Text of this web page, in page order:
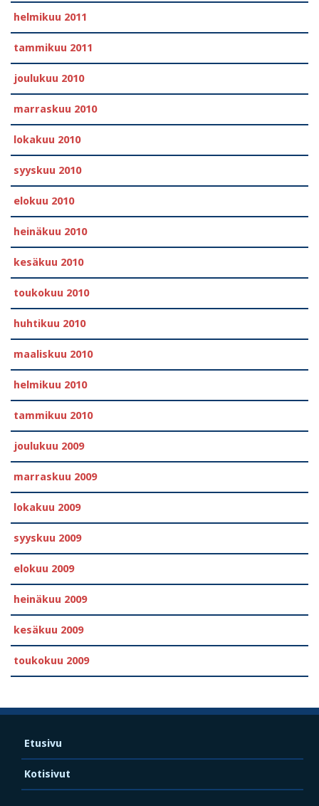
helmikuu 2011
tammikuu 2011
joulukuu 2010
marraskuu 2010
lokakuu 2010
syyskuu 2010
elokuu 2010
heinäkuu 2010
kesäkuu 2010
toukokuu 2010
huhtikuu 2010
maaliskuu 2010
helmikuu 2010
tammikuu 2010
joulukuu 2009
marraskuu 2009
lokakuu 2009
syyskuu 2009
elokuu 2009
heinäkuu 2009
kesäkuu 2009
toukokuu 2009
Etusivu
Kotisivut